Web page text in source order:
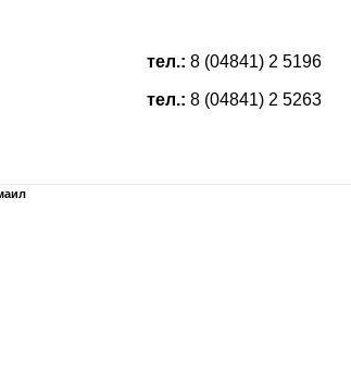
тел.: 8 (04841) 2 5196
тел.: 8 (04841) 2 5263